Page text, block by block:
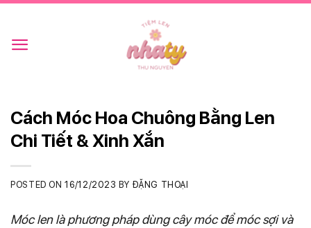
content
Cách Móc Hoa Chuông Bằng Len
Chi Tiết & Xinh Xắn
POSTED ON16/12/2023 BY ĐẶNG THOẠI
Móc len là phương pháp dùng cây móc để móc sợi và